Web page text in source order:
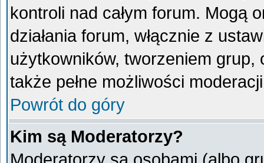
kontroli nad całym forum. Mogą
działania forum, włącznie z
użytkowników, tworzeniem
także pełne możliwości
Powrót do góry
Kim są Moderatorzy?